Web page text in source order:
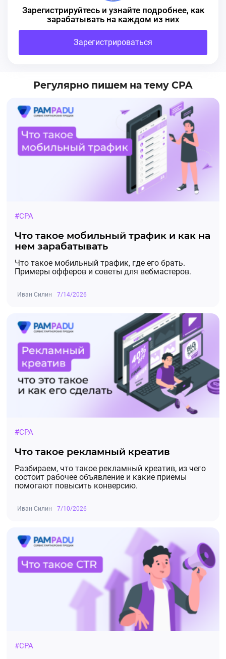
Зарегистрируйтесь и узнайте подробнее, как
зарабатывать на каждом из них
Зарегистрироваться
Регулярно пишем на тему CPA
#CPA
Что такое мобильный трафик и как на
нем зарабатывать
Что такое мобильный трафик, где его брать.
Примеры офферов и советы для вебмастеров.
Иван Силин 7/14/2026
#CPA
Что такое рекламный креатив
Разбираем, что такое рекламный креатив, из чего
состоит рабочее объявление и какие приемы
помогают повысить конверсию.
Иван Силин 7/10/2026
#CPA